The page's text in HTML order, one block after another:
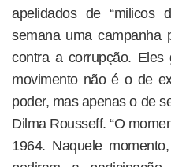
apelidados de “milicos
semana uma campanha
contra a corrupção.
movimento não é o de
poder, mas apenas o de
Dilma Rousseff. “O
1964. Naquele